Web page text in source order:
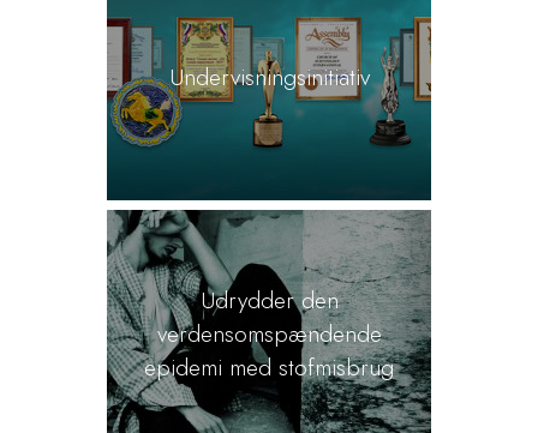
Undervisningsinitiativ
Udrydder den
verdensomspændende
epidemi med stofmisbrug